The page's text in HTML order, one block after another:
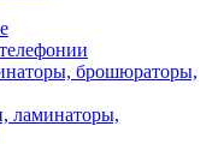
брошюраторы,
ламинаторы,